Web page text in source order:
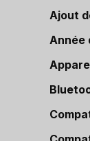
Ajout
Année